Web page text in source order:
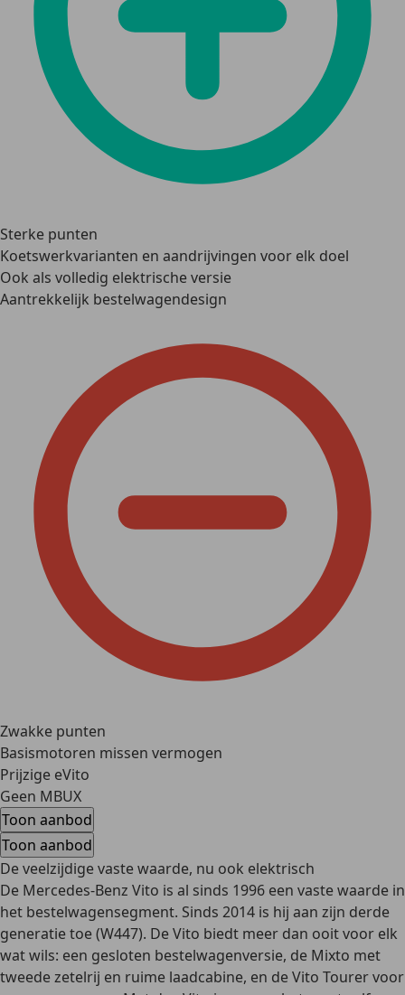
Sterke punten
Koetswerkvarianten en aandrijvingen voor elk doel
Ook als volledig elektrische versie
Aantrekkelijk bestelwagendesign
Zwakke punten
Basismotoren missen vermogen
Prijzige eVito
Geen MBUX
Toon aanbod
Toon aanbod
De veelzijdige vaste waarde, nu ook elektrisch
De Mercedes-Benz Vito is al sinds 1996 een vaste waarde in
het bestelwagensegment. Sinds 2014 is hij aan zijn derde
generatie toe (W447). De Vito biedt meer dan ooit voor elk
wat wils: een gesloten bestelwagenversie, de Mixto met
tweede zetelrij en ruime laadcabine, en de Vito Tourer voor